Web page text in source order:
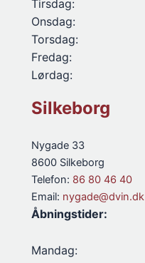
Tirsdag:
Onsdag:
Torsdag:
Fredag:
Lørdag:
Silkeborg
Nygade 33
8600 Silkeborg
Telefon: 86 80 46 40
Email: nygade@dvin.dk
Åbningstider:
Mandag: